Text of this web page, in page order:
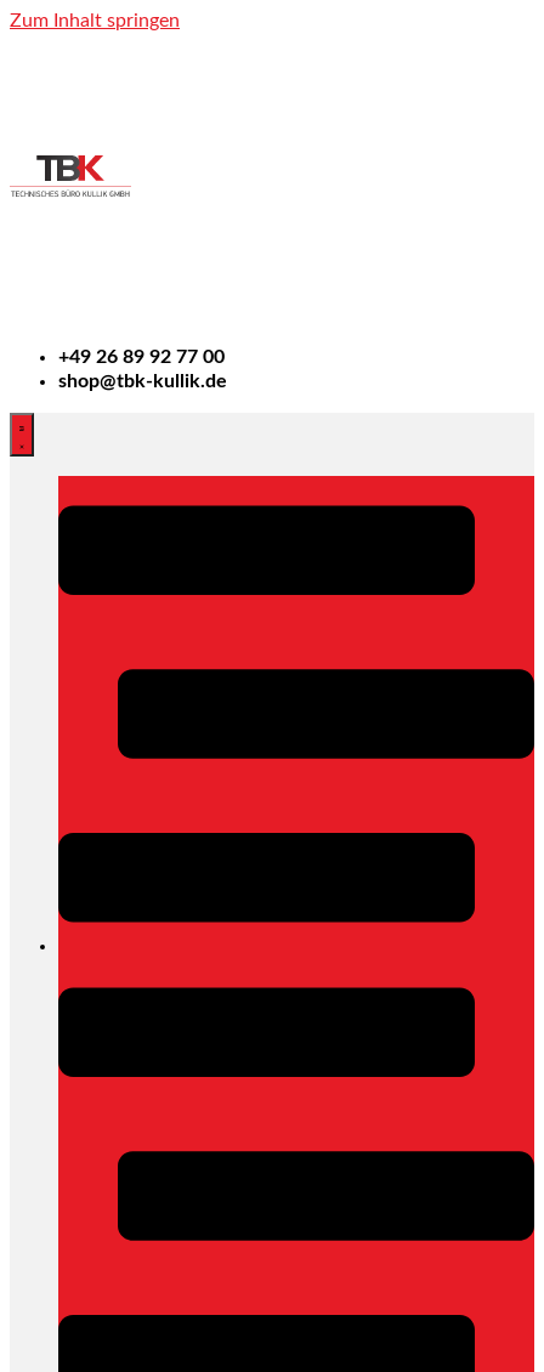
Zum Inhalt springen
+49 26 89 92 77 00
shop@tbk-kullik.de